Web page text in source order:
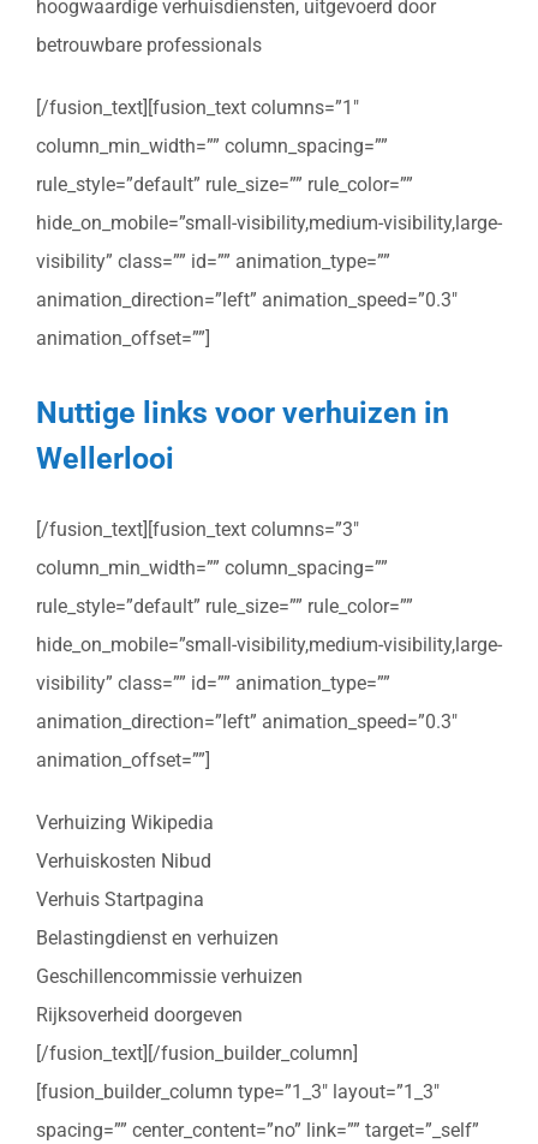
hoogwaardige verhuisdiensten, uitgevoerd door
betrouwbare professionals
[/fusion_text][fusion_text columns=”1″
column_min_width=”” column_spacing=””
rule_style=”default” rule_size=”” rule_color=””
hide_on_mobile=”small-visibility,medium-visibility,large-
visibility” class=”” id=”” animation_type=””
animation_direction=”left” animation_speed=”0.3″
animation_offset=””]
Nuttige links voor verhuizen in
Wellerlooi
[/fusion_text][fusion_text columns=”3″
column_min_width=”” column_spacing=””
rule_style=”default” rule_size=”” rule_color=””
hide_on_mobile=”small-visibility,medium-visibility,large-
visibility” class=”” id=”” animation_type=””
animation_direction=”left” animation_speed=”0.3″
animation_offset=””]
Verhuizing Wikipedia
Verhuiskosten Nibud
Verhuis Startpagina
Belastingdienst en verhuizen
Geschillencommissie verhuizen
Rijksoverheid doorgeven
[/fusion_text][/fusion_builder_column]
[fusion_builder_column type=”1_3″ layout=”1_3″
spacing=”” center_content=”no” link=”” target=”_self”